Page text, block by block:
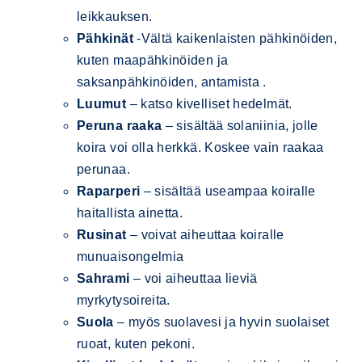
leikkauksen.
Pähkinät-Vältä kaikenlaisten pähkinöiden,
kuten maapähkinöiden ja
saksanpähkinöiden, antamista .
Luumut – katso kivelliset hedelmät.
Peruna raaka – sisältää solaniinia, jolle
koira voi olla herkkä. Koskee vain raakaa
perunaa.
Raparperi – sisältää useampaa koiralle
haitallista ainetta.
Rusinat – voivat aiheuttaa koiralle
munuaisongelmia
Sahrami – voi aiheuttaa lieviä
myrkytysoireita.
Suola – myös suolavesi ja hyvin suolaiset
ruoat, kuten pekoni.